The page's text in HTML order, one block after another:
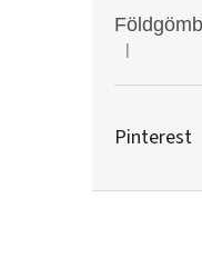
A termék
|
Pinterest